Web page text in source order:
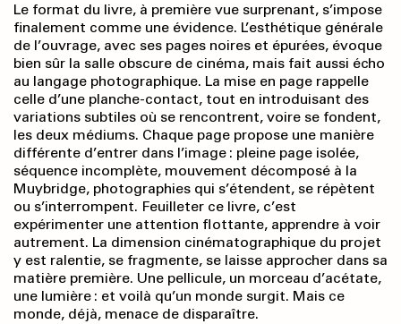
Le format du livre, à première vue surprenant, s’impose
finalement comme une évidence. L’esthétique générale
de l’ouvrage, avec ses pages noires et épurées, évoque
bien sûr la salle obscure de cinéma, mais fait aussi écho
au langage photographique. La mise en page rappelle
celle d’une planche-contact, tout en introduisant des
variations subtiles où se rencontrent, voire se fondent,
les deux médiums. Chaque page propose une manière
différente d’entrer dans l’image : pleine page isolée,
séquence incomplète, mouvement décomposé à la
Muybridge, photographies qui s’étendent, se répètent
ou s’interrompent. Feuilleter ce livre, c’est
expérimenter une attention flottante, apprendre à voir
autrement. La dimension cinématographique du projet
y est ralentie, se fragmente, se laisse approcher dans sa
matière première. Une pellicule, un morceau d’acétate,
une lumière : et voilà qu’un monde surgit. Mais ce
monde, déjà, menace de disparaître.